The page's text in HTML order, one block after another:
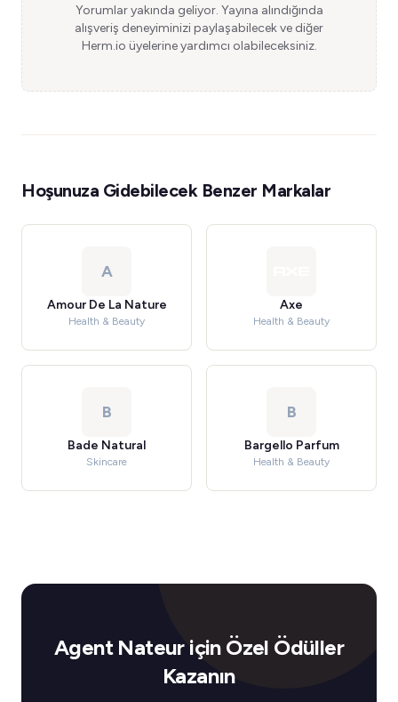
Yorumlar yakında geliyor. Yayına alındığında
alışveriş deneyiminizi paylaşabilecek ve diğer
Herm.io üyelerine yardımcı olabileceksiniz.
Hoşunuza Gidebilecek Benzer Markalar
A
Amour De La Nature
Health & Beauty
Axe
Health & Beauty
B
Bade Natural
Skincare
B
Bargello Parfum
Health & Beauty
Agent Nateur için Özel Ödüller
Kazanın